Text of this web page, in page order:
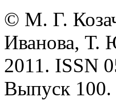
© М. Г.
Иванова, Т.
2011. ISSN
Выпуск 100.